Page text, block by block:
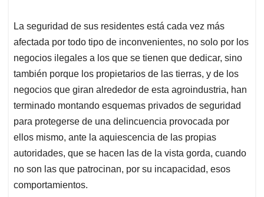
La seguridad de sus residentes está cada vez más
afectada por todo tipo de inconvenientes, no solo por los
negocios ilegales a los que se tienen que dedicar, sino
también porque los propietarios de las tierras, y de los
negocios que giran alrededor de esta agroindustria, han
terminado montando esquemas privados de seguridad
para protegerse de una delincuencia provocada por
ellos mismo, ante la aquiescencia de las propias
autoridades, que se hacen las de la vista gorda, cuando
no son las que patrocinan, por su incapacidad, esos
comportamientos.